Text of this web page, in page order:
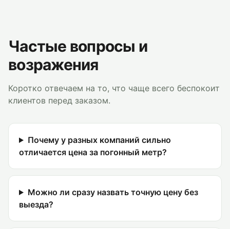
Частые вопросы и
возражения
Коротко отвечаем на то, что чаще всего беспокоит
клиентов перед заказом.
Почему у разных компаний сильно
отличается цена за погонный метр?
Можно ли сразу назвать точную цену без
выезда?